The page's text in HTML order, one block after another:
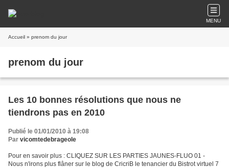
MENU
Accueil » prenom du jour
prenom du jour
Les 10 bonnes résolutions que nous ne
tiendrons pas en 2010
Publié le 01/01/2010 à 19:08
Par vicomtedebrageole
Pour en savoir plus : CLIQUEZ SUR LES PARTIES JAUNES-FLUO 01 -
Nous n'irons plus flâner sur le blog de CricriB le tenancier du Bistrot virtuel 7